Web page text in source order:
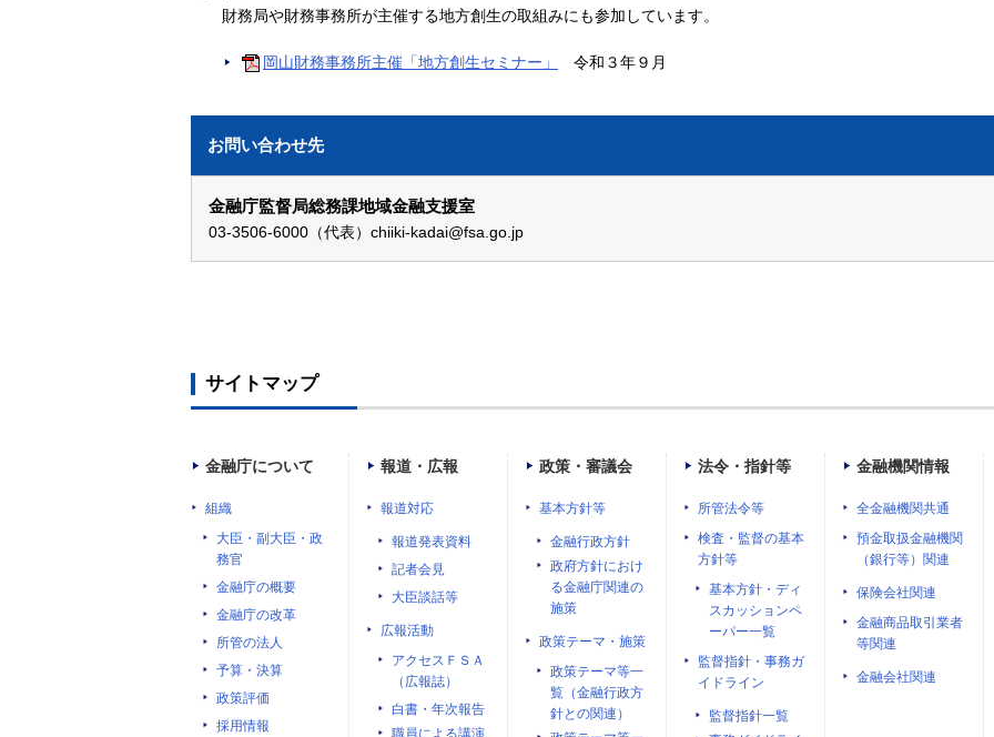
財務局や財務事務所が主催する地方創生の取組みにも参加しています。
岡山財務事務所主催「地方創生セミナー」 令和３年９月
お問い合わせ先
金融庁監督局総務課地域金融支援室
03-3506-6000（代表）chiiki-kadai@fsa.go.jp
サイトマップ
金融庁について
組織
大臣・副大臣・政
務官
金融庁の概要
金融庁の改革
所管の法人
予算・決算
政策評価
採用情報
報道・広報
報道対応
報道発表資料
記者会見
大臣談話等
広報活動
アクセスＦＳＡ
（広報誌）
白書・年次報告
職員による講演
政策・審議会
基本方針等
金融行政方針
政府方針におけ
る金融庁関連の
施策
政策テーマ・施策
政策テーマ等一
覧（金融行政方
針との関連）
法令・指針等
所管法令等
検査・監督の基本
方針等
基本方針・ディ
スカッションペ
ーパー一覧
監督指針・事務ガ
イドライン
監督指針一覧
金融機関情報
全金融機関共通
預金取扱金融機関
（銀行等）関連
保険会社関連
金融商品取引業者
等関連
金融会社関連